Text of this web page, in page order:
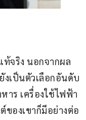
ท้จริง นอกจากผล
งเป็นตัวเลือกอันดับ
าร เครื่องใช้ไฟฟ้า
ของเขาก็มีอย่างต่อ